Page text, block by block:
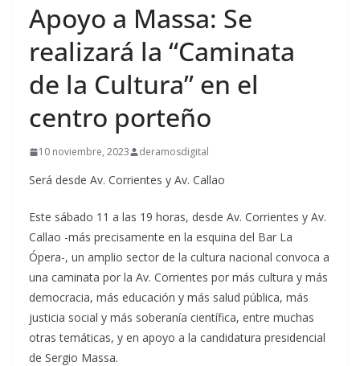
Apoyo a Massa: Se
realizará la “Caminata
de la Cultura” en el
centro porteño
10 noviembre, 2023 deramosdigital
Será desde Av. Corrientes y Av. Callao
Este sábado 11 a las 19 horas, desde Av. Corrientes y Av.
Callao -más precisamente en la esquina del Bar La
Ópera-, un amplio sector de la cultura nacional convoca a
una caminata por la Av. Corrientes por más cultura y más
democracia, más educación y más salud pública, más
justicia social y más soberanía científica, entre muchas
otras temáticas, y en apoyo a la candidatura presidencial
de Sergio Massa.